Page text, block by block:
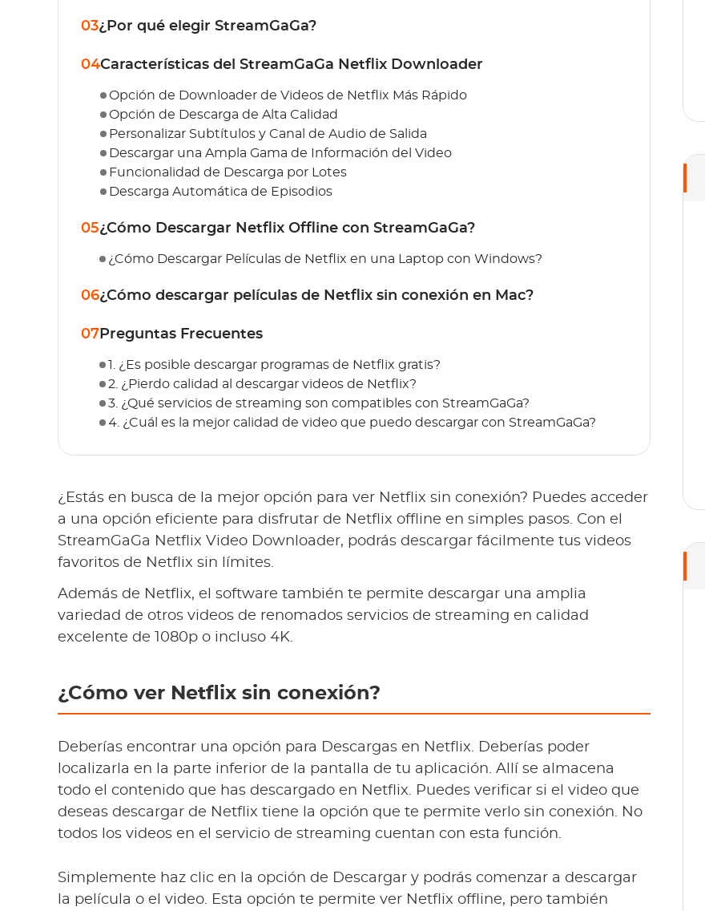
03¿Por qué elegir StreamGaGa?
04Características del StreamGaGa Netflix Downloader
Opción de Downloader de Videos de Netflix Más Rápido
Opción de Descarga de Alta Calidad
Personalizar Subtítulos y Canal de Audio de Salida
Descargar una Ampla Gama de Información del Video
Funcionalidad de Descarga por Lotes
Descarga Automática de Episodios
05¿Cómo Descargar Netflix Offline con StreamGaGa?
¿Cómo Descargar Películas de Netflix en una Laptop con Windows?
06¿Cómo descargar películas de Netflix sin conexión en Mac?
07 Preguntas Frecuentes
1. ¿Es posible descargar programas de Netflix gratis?
2. ¿Pierdo calidad al descargar videos de Netflix?
3. ¿Qué servicios de streaming son compatibles con StreamGaGa?
4. ¿Cuál es la mejor calidad de video que puedo descargar con StreamGaGa?
¿Estás en busca de la mejor opción para ver Netflix sin conexión? Puedes acceder
a una opción eficiente para disfrutar de Netflix offline en simples pasos. Con el
StreamGaGa Netflix Video Downloader, podrás descargar fácilmente tus videos
favoritos de Netflix sin límites.
Además de Netflix, el software también te permite descargar una amplia
variedad de otros videos de renomados servicios de streaming en calidad
excelente de 1080p o incluso 4K.
¿Cómo ver Netflix sin conexión?
Deberías encontrar una opción para Descargas en Netflix. Deberías poder
localizarla en la parte inferior de la pantalla de tu aplicación. Allí se almacena
todo el contenido que has descargado en Netflix. Puedes verificar si el video que
deseas descargar de Netflix tiene la opción que te permite verlo sin conexión. No
todos los videos en el servicio de streaming cuentan con esta función.
Simplemente haz clic en la opción de Descargar y podrás comenzar a descargar
la película o el video. Esta opción te permite ver Netflix offline, pero también